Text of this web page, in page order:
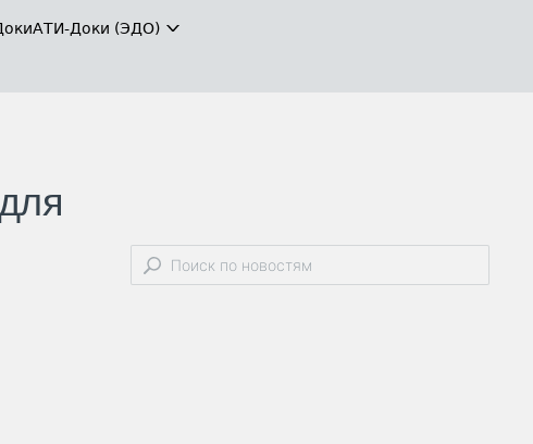
АТИ-Доки (ЭДО)